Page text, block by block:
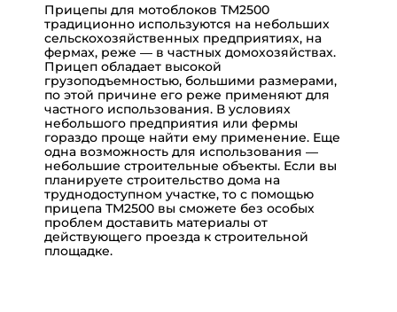
Прицепы для мотоблоков ТМ2500
традиционно используются на небольших
сельскохозяйственных предприятиях, на
фермах, реже — в частных домохозяйствах.
Прицеп обладает высокой
грузоподъемностью, большими размерами,
по этой причине его реже применяют для
частного использования. В условиях
небольшого предприятия или фермы
гораздо проще найти ему применение. Еще
одна возможность для использования —
небольшие строительные объекты. Если вы
планируете строительство дома на
труднодоступном участке, то с помощью
прицепа ТМ2500 вы сможете без особых
проблем доставить материалы от
действующего проезда к строительной
площадке.